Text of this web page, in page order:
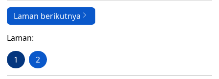
Laman berikutnya
Laman:
1 2